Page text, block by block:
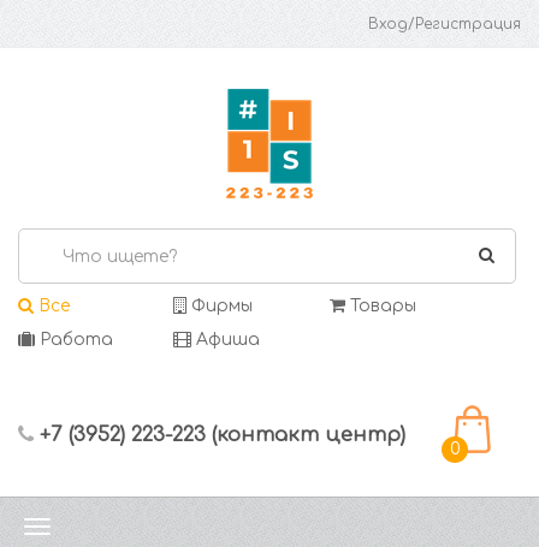
Вход/Регистрация
Все Фирмы
Товары
Работа
Афиша
+7 (3952) 223-223 (контакт центр)
0